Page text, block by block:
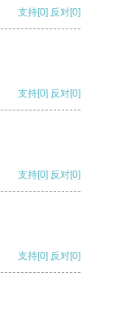
支持[0] 反对[0]
支持[0] 反对[0]
支持[0] 反对[0]
支持[0] 反对[0]